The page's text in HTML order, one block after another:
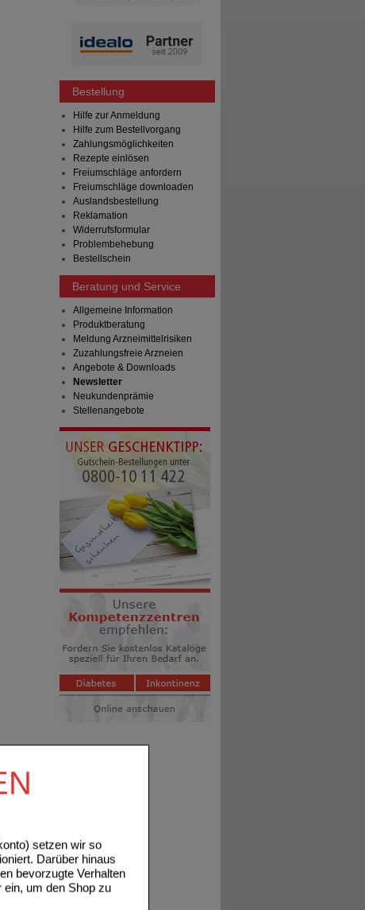
setzen wir so
Darüber hinaus
bevorzugte Verhalten
ein, um den Shop zu
Bestellung
Hilfe zur Anmeldung
Hilfe zum Bestellvorgang
Zahlungsmöglichkeiten
Rezepte einlösen
Freiumschläge anfordern
Freiumschläge downloaden
Auslandsbestellung
Reklamation
Widerrufsformular
Problembehebung
Bestellschein
Beratung und Service
Allgemeine Information
Produktberatung
Meldung Arzneimittelrisiken
Zuzahlungsfreie Arzneien
Angebote & Downloads
Newsletter
Neukundenprämie
Stellenangebote